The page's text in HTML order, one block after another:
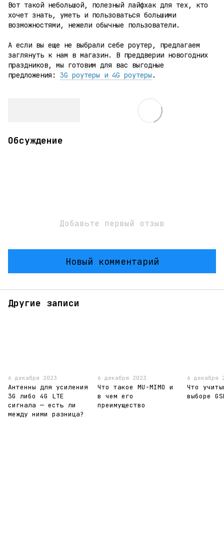
Вот такой небольшой, полезный лайфхак для тех, кто
хочет знать, уметь и пользоваться большими
возможностями, нежели обычные пользователи.
А если вы еще не выбрали себе роутер, предлагаем
заглянуть к нам в магазин. В преддверии новогодних
праздников, мы готовим для вас выгодные
предложения: 3G роутеры и 4G роутеры .
Обсуждение
Добавьте первый отзыв
Новый комментарий
Другие записи
6 декабря 2023
Антенны для усиления
3G либо 4G LTE
сигнала — есть ли
между ними разница?
6 декабря 2023
Что такое MU-MIMO и
в чем его
преимущество
6 декабря
Что
выборе